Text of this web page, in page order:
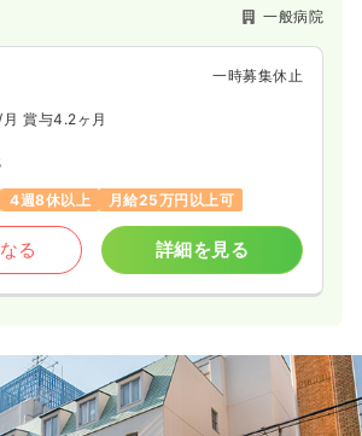
一般病院
一時募集休止
賞与4.2ヶ月
4週8休以上 月給25万円以上可
る 詳細を見る